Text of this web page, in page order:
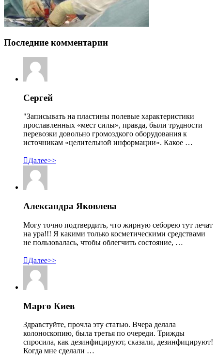
Последние комментарии
Сергей
"Записывать на пластины полевые характеристики
прославленных «мест силы», правда, были трудности
перевозки довольно громоздкого оборудования к
источникам «целительной информации». Какое …
Далее>>
Александра Яковлева
Могу точно подтвердить, что жирную себорею тут лечат
на ура!!! Я какими только косметическими средствами
не пользовалась, чтобы облегчить состояние, …
Далее>>
Марго Киев
Здравстуйте, прочла эту статью. Вчера делала
колоноскопию, была третья по очереди. Трижды
спросила, как дезинфицируют, сказали, дезинфицируют!
Когда мне сделали …